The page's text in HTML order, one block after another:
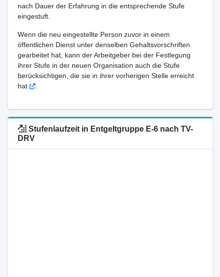
nach Dauer der Erfahrung in die entsprechende Stufe
eingestuft.
Wenn die neu eingestellte Person zuvor in einem
öffentlichen Dienst unter denselben Gehaltsvorschriften
gearbeitet hat, kann der Arbeitgeber bei der Festlegung
ihrer Stufe in der neuen Organisation auch die Stufe
berücksichtigen, die sie in ihrer vorherigen Stelle erreicht
hat
.
Stufenlaufzeit in Entgeltgruppe E-6 nach TV-
DRV